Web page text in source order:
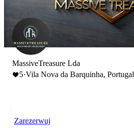
MassiveTreasure Lda
5·Vila Nova da Barquinha, Portugal
Zarezerwuj